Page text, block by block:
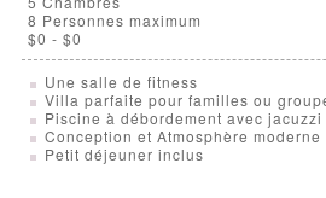
8 Personnes maximum
$0 - $0
Une salle de fitness
Villa parfaite pour familles ou
Piscine à débordement avec jacuzzi
Conception et Atmosphère moderne
Petit déjeuner inclus